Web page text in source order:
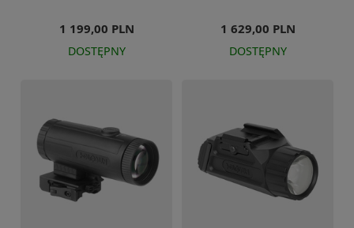
1 199,00 PLN
DOSTĘPNY
1 629,00 PLN
DOSTĘPNY